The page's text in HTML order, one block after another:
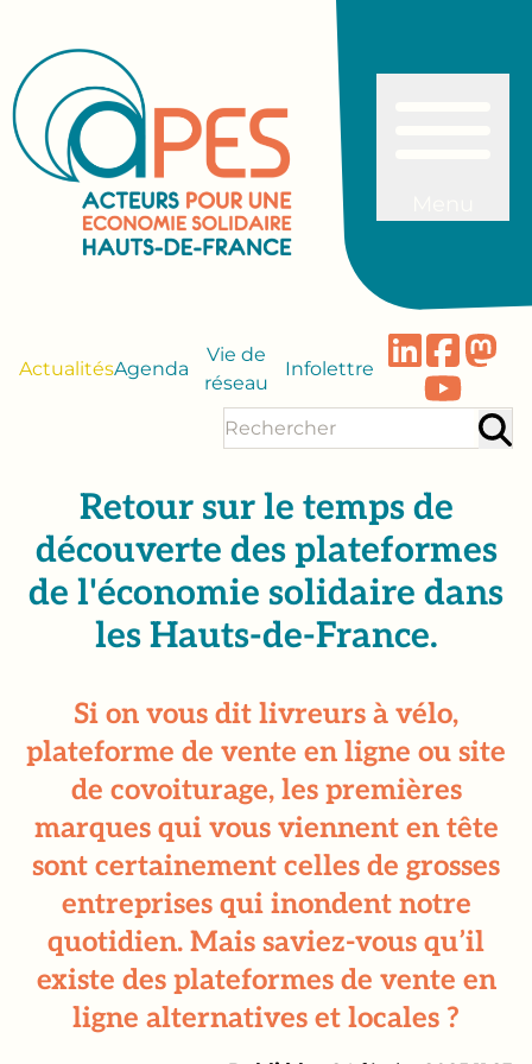
ActualitésAgenda
Vie de
réseau
Infolettre
Retour sur le temps de
découverte des plateformes
de l'économie solidaire dans
les Hauts-de-France.
Si on vous dit livreurs à vélo,
plateforme de vente en ligne ou site
de covoiturage, les premières
marques qui vous viennent en tête
sont certainement celles de grosses
entreprises qui inondent notre
quotidien. Mais saviez-vous qu’il
existe des plateformes de vente en
ligne alternatives et locales ?